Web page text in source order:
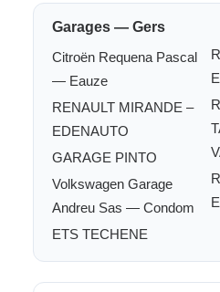
Garages — Gers
Citroën Requena Pascal
— Eauze
RENAULT MIRANDE –
EDENAUTO
GARAGE PINTO
Volkswagen Garage
Andreu Sas — Condom
ETS TECHENE